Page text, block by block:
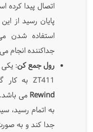
اتصال پیدا کرده
پایان رسید از
استفاده شدن
جداکننده انجام
رول جمع کن: یکی
ZT411 به کار گرفته شده است، جمع کننده و یا
Rewind می
به اتمام رسید،
جدا کند و به